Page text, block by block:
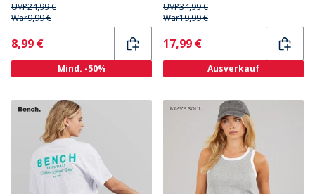
UVP24,99 €
War9,99 €
Current
8,99 €
Mind. -50%
UVP34,99 €
War19,99 €
Current
17,99 €
Ausverkauf